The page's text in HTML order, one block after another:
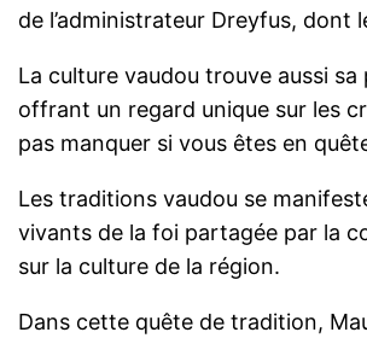
de l’administrateur Dreyfus,
La culture vaudou trouve aussi
offrant un regard unique sur les
pas manquer si vous êtes en
Les traditions vaudou se
vivants de la foi partagée par la
sur la culture de la région.
Dans cette quête de tradition,